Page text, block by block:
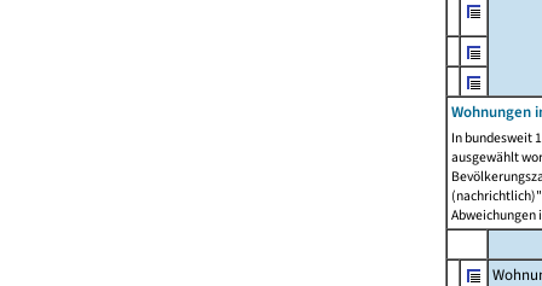
Wohnungen
In bundesweit
ausgewählt
Abweichungen